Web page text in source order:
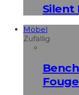
Silent
Möbel
Zufällig